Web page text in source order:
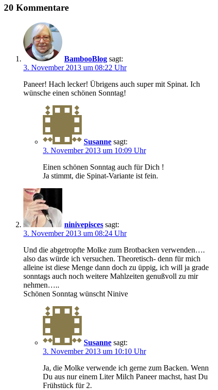
20 Kommentare
BambooBlog sagt:
3. November 2013 um 08:22 Uhr
Paneer! Hach lecker! Übrigens auch super mit Spinat. Ich
wünsche einen schönen Sonntag!
Susanne sagt:
3. November 2013 um 10:09 Uhr
Einen schönen Sonntag auch für Dich !
Ja stimmt, die Spinat-Variante ist fein.
ninivepisces sagt:
3. November 2013 um 08:24 Uhr
Und die abgetropfte Molke zum Brotbacken verwenden….
also das würde ich versuchen. Theoretisch- denn für mich
alleine ist diese Menge dann doch zu üppig, ich will ja grade
sonntags auch noch weitere Mahlzeiten genußvoll zu mir
nehmen…..
Schönen Sonntag wünscht Ninive
Susanne sagt:
3. November 2013 um 10:10 Uhr
Ja, die Molke verwende ich gerne zum Backen. Wenn
Du aus nur einem Liter Milch Paneer machst, hast Du
Frühstück für 2.